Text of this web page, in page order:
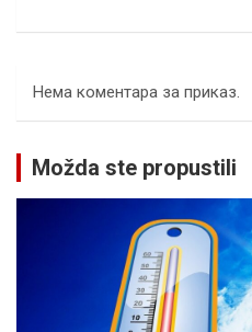
Нема коментара за приказ.
Možda ste propustili